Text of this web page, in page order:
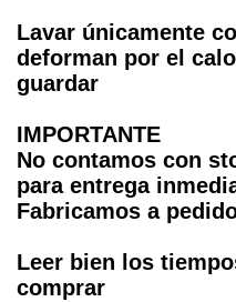
Lavar únicamente
deforman por el
guardar
IMPORTANTE
No contamos con
para entrega
Fabricamos a
Leer bien los
comprar